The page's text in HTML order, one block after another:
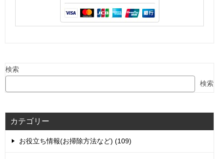
検索
検索
カテゴリー
お役立ち情報(お掃除方法など) (109)